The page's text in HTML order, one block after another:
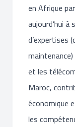
en Afrique
aujourd’hui
d’expertises
et les
Maroc,
économique
les